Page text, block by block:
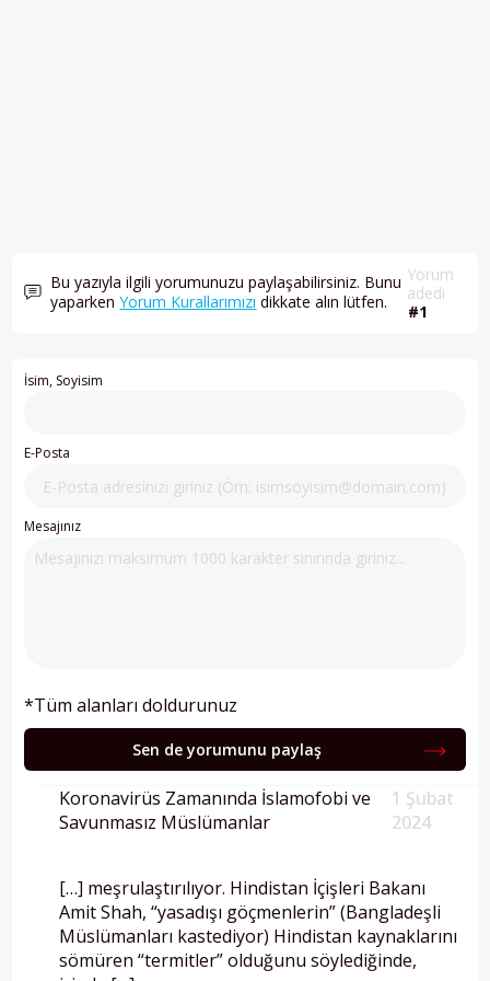
Bu yazıyla ilgili yorumunuzu paylaşabilirsiniz. Bunu
yaparkenYorum Kurallarımızı dikkate alın lütfen.
Yorum
adedi
#1
İsim, Soyisim
E-Posta
Mesajınız
*Tüm alanları doldurunuz
Sen de yorumunu paylaş
Koronavirüs Zamanında İslamofobi ve
Savunmasız Müslümanlar
1 Şubat
2024
[…] meşrulaştırılıyor. Hindistan İçişleri Bakanı
Amit Shah, “yasadışı göçmenlerin” (Bangladeşli
Müslümanları kastediyor) Hindistan kaynaklarını
sömüren “termitler” olduğunu söylediğinde,